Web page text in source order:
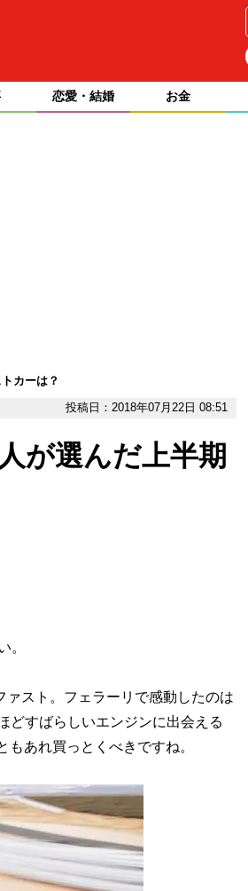
恋愛・結婚 お金
カーは？
投稿日：2018年07月22日 08:51
が選んだ上半期
。
スト。フェラーリで感動したのは
どすばらしいエンジンに出会える
あれ買っとくべきですね。